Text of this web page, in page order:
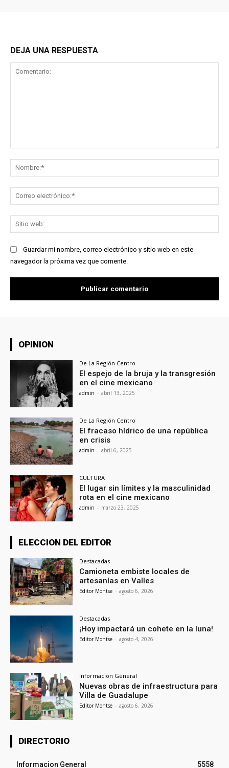
DEJA UNA RESPUESTA
Guardar mi nombre, correo electrónico y sitio web en este
navegador la próxima vez que comente.
OPINION
De La Región Centro
El espejo de la bruja y la transgresión
en el cine mexicano
admin - abril 13, 2025
De La Región Centro
El fracaso hídrico de una república
en crisis
admin - abril 6, 2025
CULTURA
El lugar sin límites y la masculinidad
rota en el cine mexicano
admin - marzo 23, 2025
ELECCION DEL EDITOR
Destacadas
Camioneta embiste locales de
artesanías en Valles
Editor Montse - agosto 6, 2026
Destacadas
¡Hoy impactará un cohete en la luna!
Editor Montse - agosto 4, 2026
Informacion General
Nuevas obras de infraestructura para
Villa de Guadalupe
Editor Montse - agosto 6, 2026
DIRECTORIO
Informacion General 5558